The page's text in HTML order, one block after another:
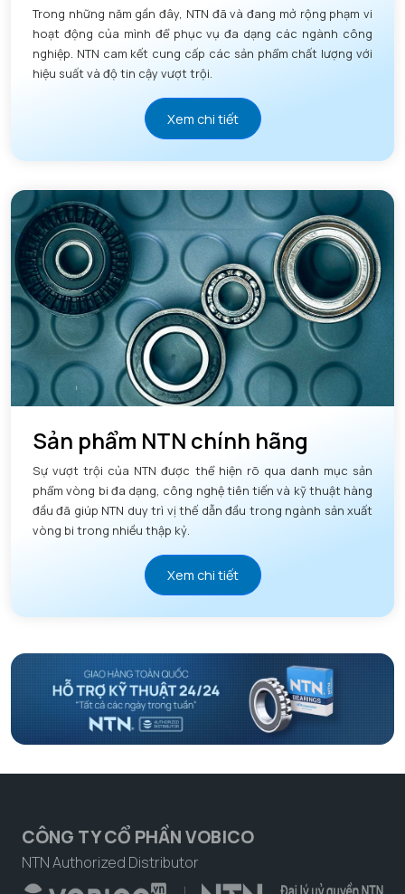
Trong những năm gần đây, NTN đã và đang mở rộng phạm vi
hoạt động của mình để phục vụ đa dạng các ngành công
nghiệp. NTN cam kết cung cấp các sản phẩm chất lượng với
hiệu suất và độ tin cậy vượt trội.
Xem chi tiết
Sản phẩm NTN chính hãng
Sự vượt trội của NTN được thể hiện rõ qua danh mục sản
phẩm vòng bi đa dạng, công nghệ tiên tiến và kỹ thuật hàng
đầu đã giúp NTN duy trì vị thế dẫn đầu trong ngành sản xuất
vòng bi trong nhiều thập kỷ.
Xem chi tiết
CÔNG TY CỔ PHẦN VOBICO
NTN Authorized Distributor